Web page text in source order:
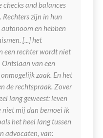
checks and balances
Rechters zijn in hun
en hebben
[...] het
een rechter wordt niet
Ontslaan van een
zaak. En het
de rechtspraak. Zover
lang geweest: leven
niet mij dan bemoei ik
het heel lang tussen
advocaten, van: